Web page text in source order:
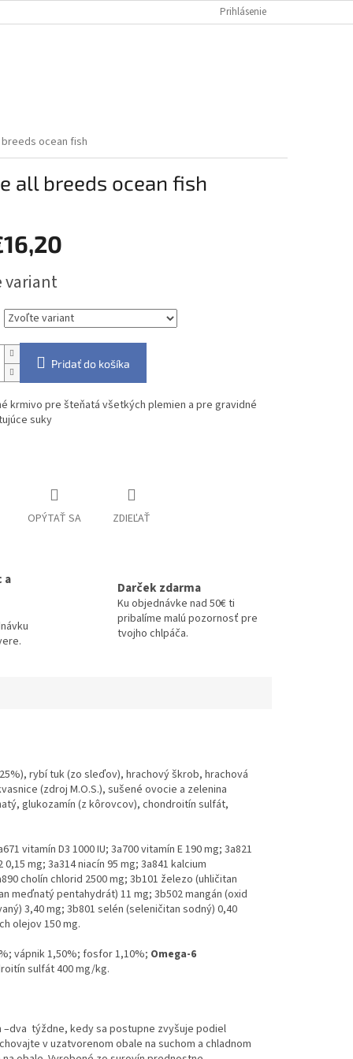
Prihlásenie
breeds ocean fish
all breeds ocean fish
variant
Pridať do košíka
krmivo pre šteňatá všetkých plemien a pre gravidné
suky
OPÝTAŤ SA ZDIEĽAŤ
a
Darček zdarma
Ku objednávke nad 50€ ti
pribalíme malú pozornosť pre
tvojho chlpáča.
rybí tuk (zo sleďov), hrachový škrob, hrachová
(zdroj M.O.S.), sušené ovocie a zelenina
glukozamín (z kôrovcov), chondroitín sulfát,
vitamín D3 1000 IU; 3a700 vitamín E 190 mg; 3a821
mg; 3a314 niacín 95 mg; 3a841 kalcium
cholín chlorid 2500 mg; 3b101 železo (uhličitan
meďnatý pentahydrát) 11 mg; 3b502 mangán (oxid
3,40 mg; 3b801 selén (seleničitan sodný) 0,40
olejov 150 mg.
vápnik 1,50%; fosfor 1,10%; Omega-6
sulfát 400 mg/kg.
–dva týždne, kedy sa postupne zvyšuje podiel
v uzatvorenom obale na suchom a chladnom